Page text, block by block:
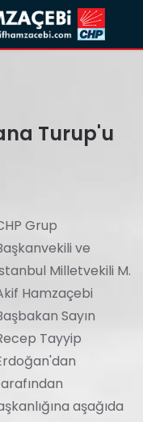
Turup'u
Grup
ve
Milletvekili M.
Hamzaçebi
Sayın
Tayyip
aşağıda